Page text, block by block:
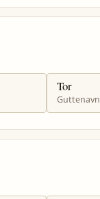
Tor
Guttenavn